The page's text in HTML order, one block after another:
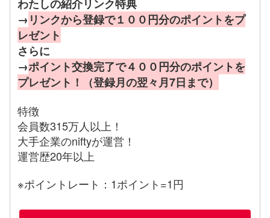
わたしの紹介リンク特典
→ リンクから登録で１００円分のポイントをプ
レゼント
さらに
→ポイント交換完了で４００円分のポイントを
プレゼント！（登録月の翌々月7日まで）
特徴
会員数315万人以上！
大手企業のniftyが運営！
運営歴20年以上
※ポイントレート：1ポイント=1円